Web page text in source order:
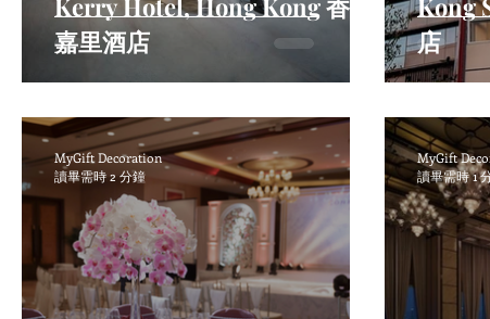
Kerry Hotel, Hong Kong 香港
嘉里酒店
Kong
店
MyGift Decoration
讀畢需時 2 分鐘
MyGift
讀畢需時 1